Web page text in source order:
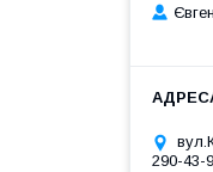
Євген
290-43-